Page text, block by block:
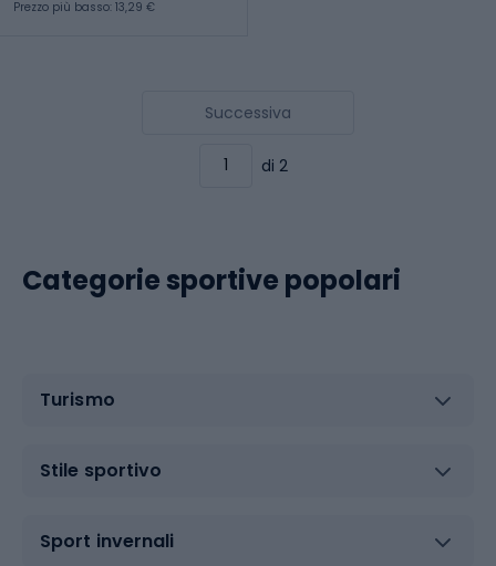
Prezzo più basso: 13,29 €
Successiva
di 2
Categorie sportive popolari
Turismo
Stile sportivo
Sport invernali